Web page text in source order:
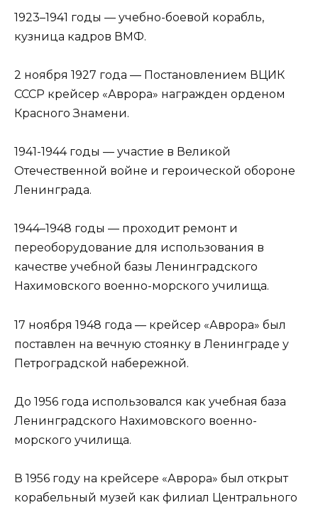
1923–1941 годы — учебно-боевой корабль,
кузница кадров ВМФ.
2 ноября 1927 года — Постановлением ВЦИК
СССР крейсер «Аврора» награжден орденом
Красного Знамени.
1941-1944 годы — участие в Великой
Отечественной войне и героической обороне
Ленинграда.
1944–1948 годы — проходит ремонт и
переоборудование для использования в
качестве учебной базы Ленинградского
Нахимовского военно-морского училища.
17 ноября 1948 года — крейсер «Аврора» был
поставлен на вечную стоянку в Ленинграде у
Петроградской набережной.
До 1956 года использовался как учебная база
Ленинградского Нахимовского военно-
морского училища.
В 1956 году на крейсере «Аврора» был открыт
корабельный музей как филиал Центрального